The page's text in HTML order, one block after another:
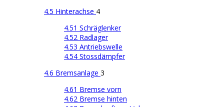
4.5 Hinterachse 4
4.51 Schräglenker
4.52 Radlager
4.53 Antriebswelle
4.54 Stossdämpfer
4.6 Bremsanlage 3
4.61 Bremse vorn
4.62 Bremse hinten